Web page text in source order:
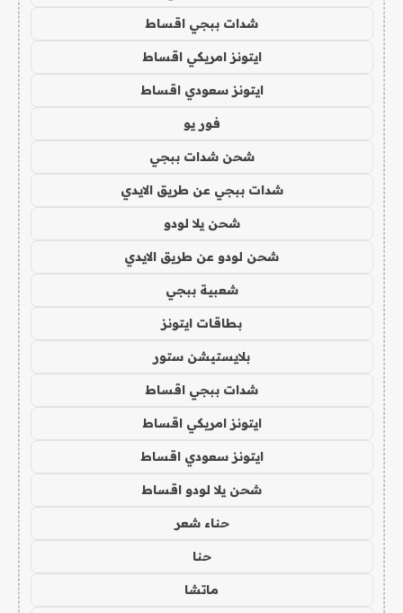
شدات ببجي اقساط
ايتونز امريكي اقساط
ايتونز سعودي اقساط
فور يو
شحن شدات ببجي
شدات ببجي عن طريق الايدي
شحن يلا لودو
شحن لودو عن طريق الايدي
شعبية ببجي
بطاقات ايتونز
بلايستيشن ستور
شدات ببجي اقساط
ايتونز امريكي اقساط
ايتونز سعودي اقساط
شحن يلا لودو اقساط
حناء شعر
حنا
ماتشا